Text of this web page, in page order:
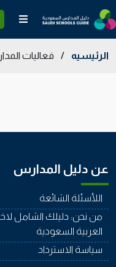
الرئيسيه / فعاليات
عن دليل المدارس
اللأسئلة الشائعة
من نحن: دليلك الشامل
العربية السعودية
سياسة الاسترداد